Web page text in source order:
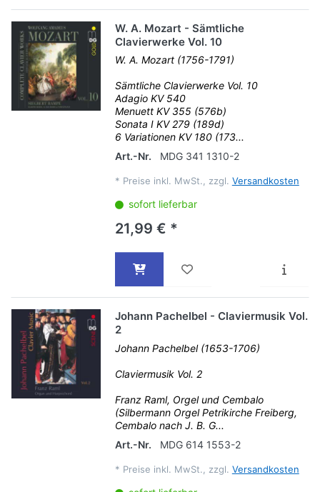
W. A. Mozart - Sämtliche
Clavierwerke Vol. 10
W. A. Mozart (1756-1791)
Sämtliche Clavierwerke Vol. 10
Adagio KV 540
Menuett KV 355 (576b)
Sonata I KV 279 (189d)
6 Variationen KV 180 (173...
Art.-Nr.
MDG 341 1310-2
* Preise inkl. MwSt., zzgl. Versandkosten
sofort lieferbar
21,99 € *
Johann Pachelbel - Claviermusik Vol.
2
Johann Pachelbel (1653-1706)
Claviermusik Vol. 2
Franz Raml, Orgel und Cembalo
(Silbermann Orgel Petrikirche Freiberg,
Cembalo nach J. B. G...
Art.-Nr.
MDG 614 1553-2
* Preise inkl. MwSt., zzgl. Versandkosten